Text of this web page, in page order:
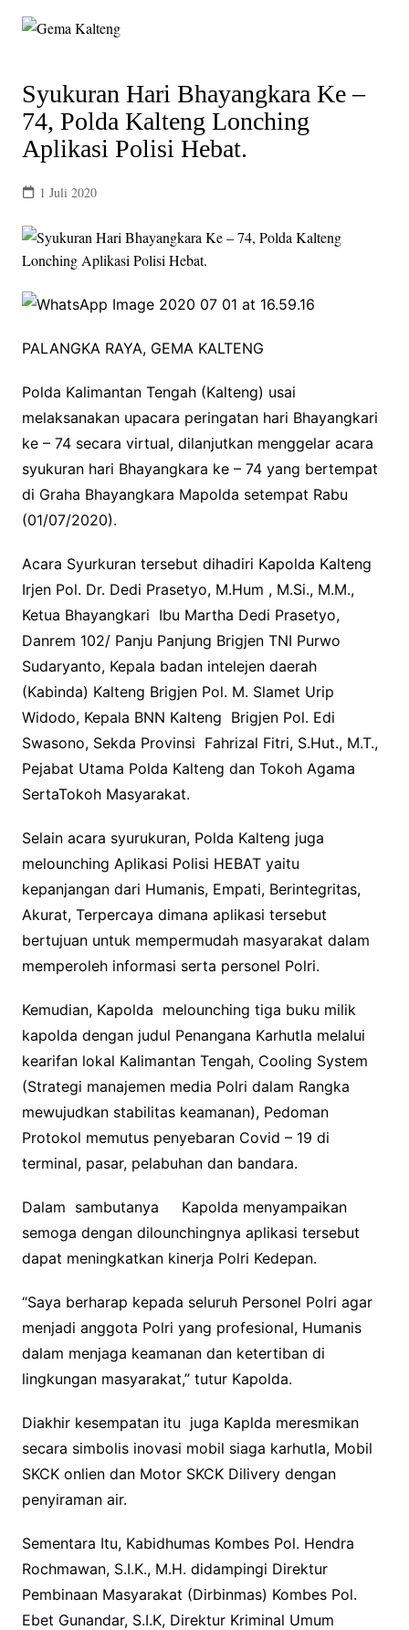
Syukuran Hari Bhayangkara Ke –
74, Polda Kalteng Lonching
Aplikasi Polisi Hebat.
1 Juli 2020
PALANGKA RAYA, GEMA KALTENG
Polda Kalimantan Tengah (Kalteng) usai
melaksanakan upacara peringatan hari Bhayangkari
ke – 74 secara virtual, dilanjutkan menggelar acara
syukuran hari Bhayangkara ke – 74 yang bertempat
di Graha Bhayangkara Mapolda setempat Rabu
(01/07/2020).
Acara Syurkuran tersebut dihadiri Kapolda Kalteng
Irjen Pol. Dr. Dedi Prasetyo, M.Hum , M.Si., M.M.,
Ketua Bhayangkari Ibu Martha Dedi Prasetyo,
Danrem 102/ Panju Panjung Brigjen TNI Purwo
Sudaryanto, Kepala badan intelejen daerah
(Kabinda) Kalteng Brigjen Pol. M. Slamet Urip
Widodo, Kepala BNN Kalteng Brigjen Pol. Edi
Swasono, Sekda Provinsi Fahrizal Fitri, S.Hut., M.T.,
Pejabat Utama Polda Kalteng dan Tokoh Agama
SertaTokoh Masyarakat.
Selain acara syurukuran, Polda Kalteng juga
melounching Aplikasi Polisi HEBAT yaitu
kepanjangan dari Humanis, Empati, Berintegritas,
Akurat, Terpercaya dimana aplikasi tersebut
bertujuan untuk mempermudah masyarakat dalam
memperoleh informasi serta personel Polri.
Kemudian, Kapolda melounching tiga buku milik
kapolda dengan judul Penangana Karhutla melalui
kearifan lokal Kalimantan Tengah, Cooling System
(Strategi manajemen media Polri dalam Rangka
mewujudkan stabilitas keamanan), Pedoman
Protokol memutus penyebaran Covid – 19 di
terminal, pasar, pelabuhan dan bandara.
Dalam sambutanya Kapolda menyampaikan
semoga dengan dilounchingnya aplikasi tersebut
dapat meningkatkan kinerja Polri Kedepan.
“Saya berharap kepada seluruh Personel Polri agar
menjadi anggota Polri yang profesional, Humanis
dalam menjaga keamanan dan ketertiban di
lingkungan masyarakat,” tutur Kapolda.
Diakhir kesempatan itu juga Kaplda meresmikan
secara simbolis inovasi mobil siaga karhutla, Mobil
SKCK onlien dan Motor SKCK Dilivery dengan
penyiraman air.
Sementara Itu, Kabidhumas Kombes Pol. Hendra
Rochmawan, S.I.K., M.H. didampingi Direktur
Pembinaan Masyarakat (Dirbinmas) Kombes Pol.
Ebet Gunandar, S.I.K, Direktur Kriminal Umum